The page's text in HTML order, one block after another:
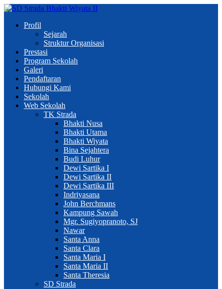
Profil
Sejarah
Struktur Organisasi
Prestasi
Program Sekolah
Galeri
Pendaftaran
Hubungi Kami
Sekolah
Web Sekolah
TK Strada
Bhakti Nusa
Bhakti Utama
Bhakti Wiyata
Bina Sejahtera
Budi Luhur
Dewi Sartika I
Dewi Sartika II
Dewi Sartika III
Indriyasana
John Berchmans
Kampung Sawah
Mgr. Sugiyopranoto, SJ
Nawar
Santa Anna
Santa Clara
Santa Maria I
Santa Maria II
Santa Theresia
SD Strada